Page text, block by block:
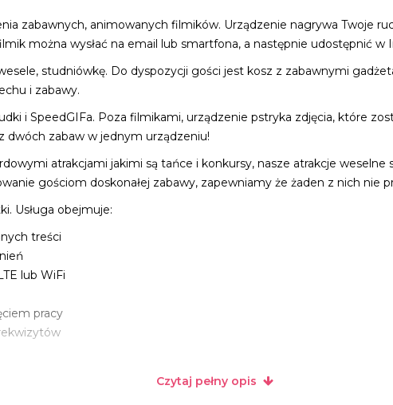
zabawnych, animowanych filmików. Urządzenie nagrywa Twoje
można wysłać na email lub smartfona, a następnie udostępnić w
studniówkę. Do dyspozycji gości jest kosz z zabawnymi
i zabawy.
i SpeedGIFa. Poza filmikami, urządzenie pstryka zdjęcia, które
dwóch zabaw w jednym urządzeniu!
atrakcjami jakimi są tańce i konkursy, nasze atrakcje
gościom doskonałej zabawy, zapewniamy że żaden z nich nie
Usługa obejmuje:
treści
lub WiFi
pracy
Czytaj pełny opis